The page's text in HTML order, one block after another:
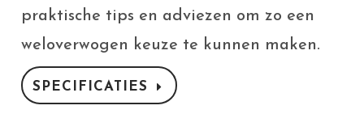
praktische tips en adviezen om zo een
weloverwogen keuze te kunnen maken.
SPECIFICATIES